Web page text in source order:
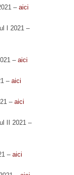
– aici
I 2021 –
– aici
– aici
– aici
II 2021 –
– aici